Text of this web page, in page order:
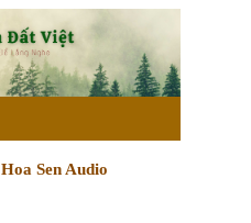
Hoa Sen Audio